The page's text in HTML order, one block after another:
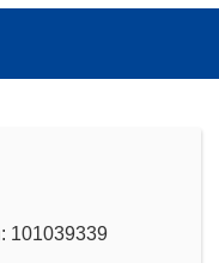
101039339